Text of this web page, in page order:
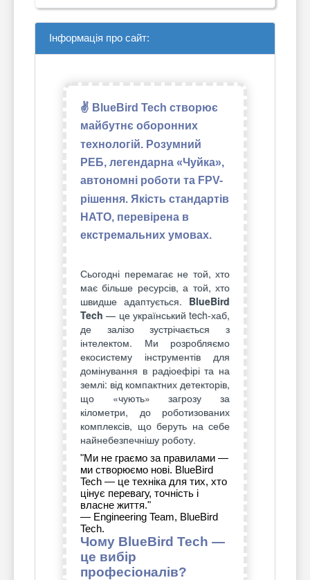
Інформація про сайт:
✌ BlueBird Tech створює
майбутнє оборонних
технологій. Розумний
РЕБ, легендарна «Чуйка»,
автономні роботи та FPV-
рішення. Якість стандартів
НАТО, перевірена в
екстремальних умовах.
Сьогодні перемагає не той, хто
має більше ресурсів, а той, хто
швидше адаптується. BlueBird
Tech — це український tech-хаб,
де залізо зустрічається з
інтелектом. Ми розробляємо
екосистему інструментів для
домінування в радіоефірі та на
землі: від компактних детекторів,
що «чують» загрозу за
кілометри, до роботизованих
комплексів, що беруть на себе
найнебезпечнішу роботу.
"Ми не граємо за правилами —
ми створюємо нові. BlueBird
Tech — це техніка для тих, хто
цінує перевагу, точність і
власне життя."
— Engineering Team, BlueBird
Tech.
Чому BlueBird Tech —
це вибір
професіоналів?